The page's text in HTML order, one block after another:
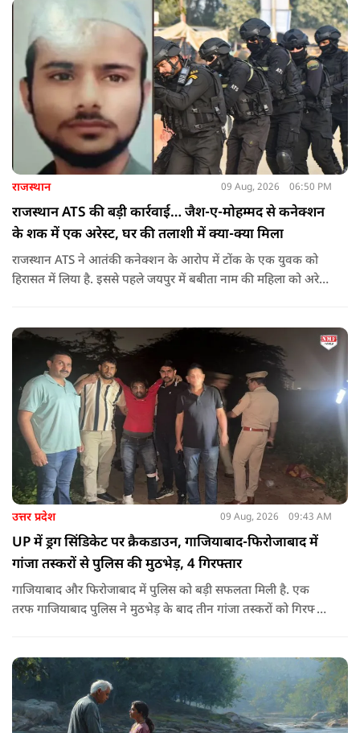
राजस्थान 09 Aug, 2026 06:50 PM
राजस्थान ATS की बड़ी कार्रवाई… जैश-ए-मोहम्मद से कनेक्शन
के शक में एक अरेस्ट, घर की तलाशी में क्या-क्या मिला
राजस्थान ATS ने आतंकी कनेक्शन के आरोप में टोंक के एक युवक को
हिरासत में लिया है. इससे पहले जयपुर में बबीता नाम की महिला को अरेस्ट
उत्तर प्रदेश 09 Aug, 2026 09:43 AM
UP में ड्रग सिंडिकेट पर क्रैकडाउन, गाजियाबाद-फिरोजाबाद में
गांजा तस्करों से पुलिस की मुठभेड़, 4 गिरफ्तार
गाजियाबाद और फिरोजाबाद में पुलिस को बड़ी सफलता मिली है. एक
तरफ गाजियाबाद पुलिस ने मुठभेड़ के बाद तीन गांजा तस्करों को गिरफ्तार
पर की जा रही है.